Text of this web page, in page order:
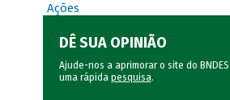
Ações
DÊ SUA OPINIÃO
Ajude-nos a aprimorar o site do
uma rápida pesquisa.